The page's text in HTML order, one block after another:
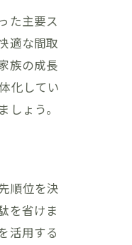
た主要ス
適な間取
族の成長
化してい
ょう。
順位を決
を省けま
活用する